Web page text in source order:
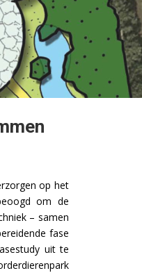
op het
om de
– samen
fase
uit te